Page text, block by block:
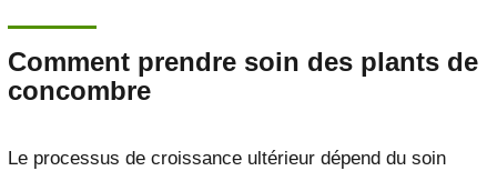
Comment prendre soin des plants de
concombre
Le processus de croissance ultérieur dépend du soin